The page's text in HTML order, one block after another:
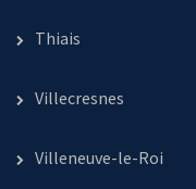
Thiais
Villecresnes
Villeneuve-le-Roi